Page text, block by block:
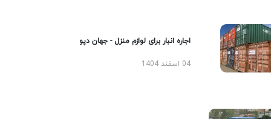
اجاره انبار برای لوازم منزل - جهان دپو
04 اسفند 1404